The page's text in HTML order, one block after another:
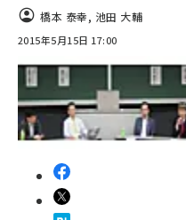
橋本 泰幸, 池田 大輔
2015年5月15日 17:00